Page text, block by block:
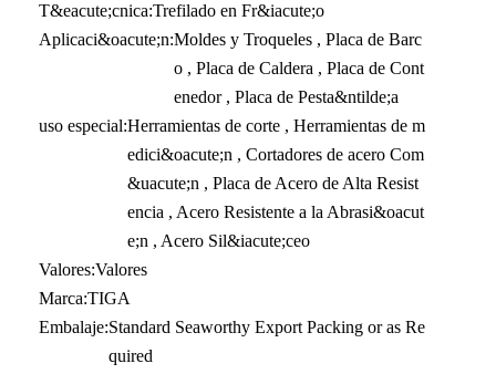
T&eacute;cnica:Trefilado en Fr&iacute;o
Aplicaci&oacute;n:Moldes y Troqueles , Placa de Barc
o , Placa de Caldera , Placa de Cont
enedor , Placa de Pesta&ntilde;a
uso especial:Herramientas de corte , Herramientas de m
edici&oacute;n , Cortadores de acero Com
&uacute;n , Placa de Acero de Alta Resist
encia , Acero Resistente a la Abrasi&oacut
e;n , Acero Sil&iacute;ceo
Valores:Valores
Marca:TIGA
Embalaje:Standard Seaworthy Export Packing or as Re
quired